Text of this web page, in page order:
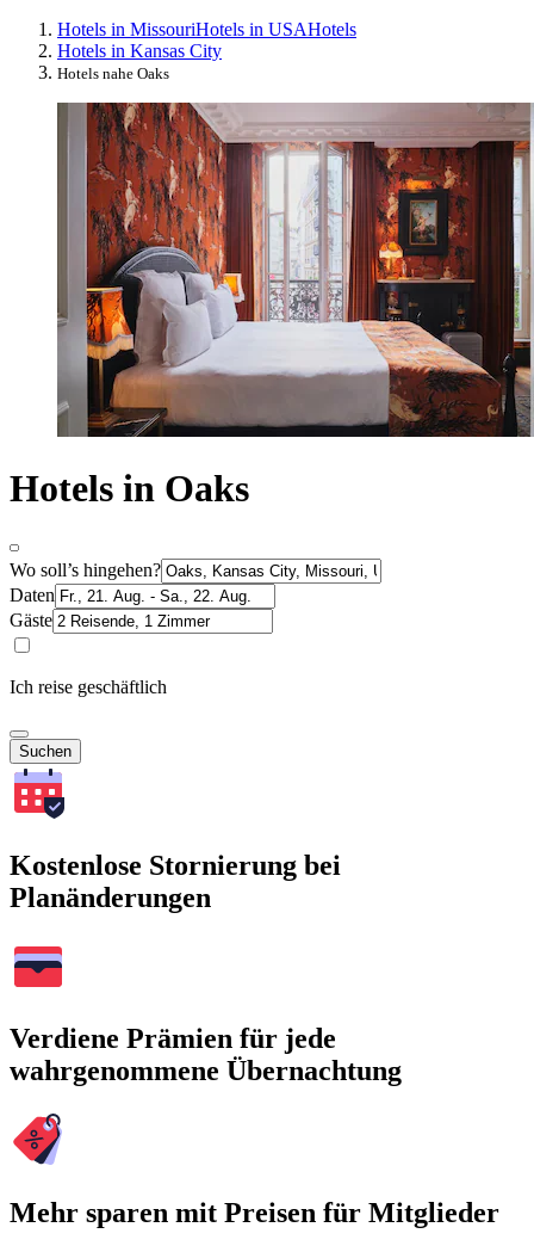
Hotels in MissouriHotels in USAHotels
Hotels in Kansas City
Hotels nahe Oaks
Hotels in Oaks
Wo soll’s hingehen?
Daten
Gäste
Ich reise geschäftlich
Suchen
Kostenlose Stornierung bei
Planänderungen
Verdiene Prämien für jede
wahrgenommene Übernachtung
Mehr sparen mit Preisen für Mitglieder